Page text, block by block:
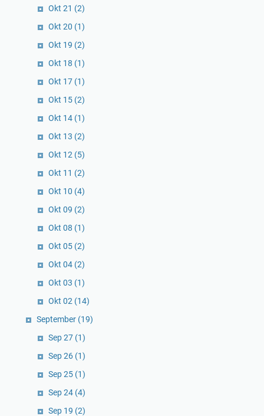
Okt 21 (2)
Okt 20 (1)
Okt 19 (2)
Okt 18 (1)
Okt 17 (1)
Okt 15 (2)
Okt 14 (1)
Okt 13 (2)
Okt 12 (5)
Okt 11 (2)
Okt 10 (4)
Okt 09 (2)
Okt 08 (1)
Okt 05 (2)
Okt 04 (2)
Okt 03 (1)
Okt 02 (14)
September (19)
Sep 27 (1)
Sep 26 (1)
Sep 25 (1)
Sep 24 (4)
Sep 19 (2)